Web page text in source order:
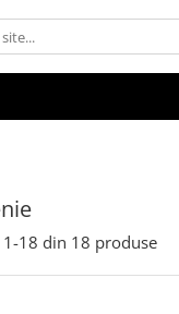
1-18 din 18 produse